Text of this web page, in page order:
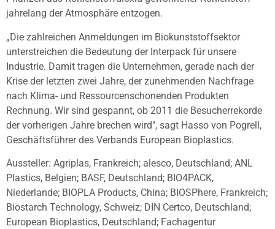
jahrelang der Atmosphäre entzogen.
„Die zahlreichen Anmeldungen im Biokunststoffsektor
unterstreichen die Bedeutung der Interpack für unsere
Industrie. Damit tragen die Unternehmen, gerade nach der
Krise der letzten zwei Jahre, der zunehmenden Nachfrage
nach Klima- und Ressourcenschonenden Produkten
Rechnung. Wir sind gespannt, ob 2011 die Besucherrekorde
der vorherigen Jahre brechen wird", sagt Hasso von Pogrell,
Geschäftsführer des Verbands European Bioplastics.
Aussteller: Agriplas, Frankreich; alesco, Deutschland; ANL
Plastics, Belgien; BASF, Deutschland; BIO4PACK,
Niederlande; BIOPLA Products, China; BIOSPhere, Frankreich;
Biostarch Technology, Schweiz; DIN Certco, Deutschland;
European Bioplastics, Deutschland; Fachagentur